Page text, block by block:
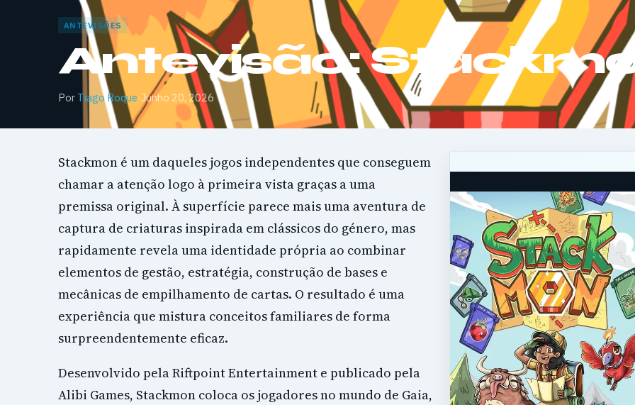
ANTEVISÕES
Antevisão:
Por Tiago Roque·Junho 20, 2026
Stackmon é um daqueles jogos independentes que conseguem
chamar a atenção logo à primeira vista graças a uma
premissa original. À superfície parece mais uma aventura de
captura de criaturas inspirada em clássicos do género, mas
rapidamente revela uma identidade própria ao combinar
elementos de gestão, estratégia, construção de bases e
mecânicas de empilhamento de cartas. O resultado é uma
experiência que mistura conceitos familiares de forma
surpreendentemente eficaz.
Desenvolvido pela Riftpoint Entertainment e publicado pela
Alibi Games, Stackmon coloca os jogadores no mundo de Gaia,